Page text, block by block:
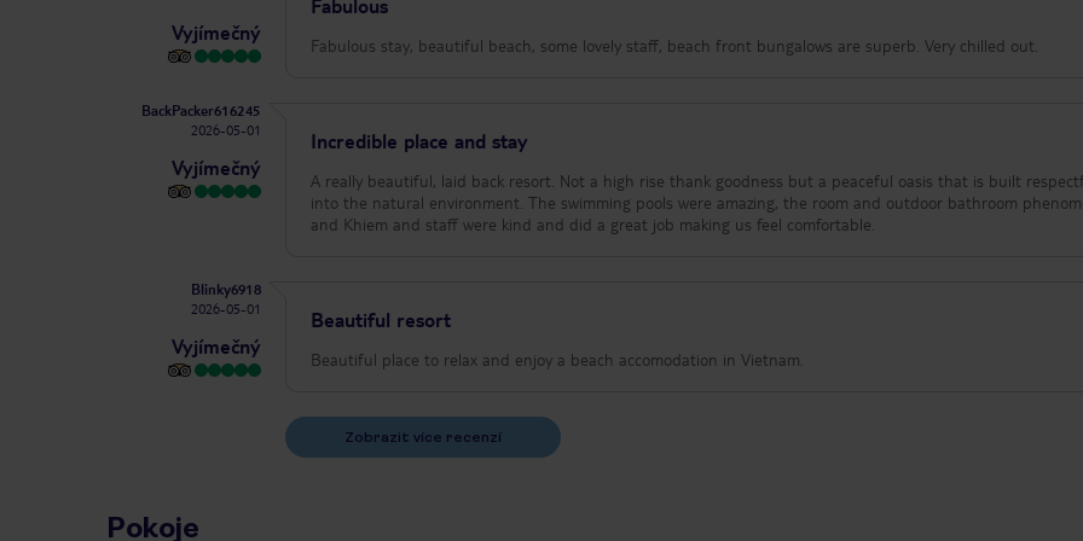
Vyjímečný
Fabulous
Fabulous stay, beautiful beach, some lovely staff, beach front bungalows are superb. Very chilled out.
BackPacker616245
2026-05-01
Vyjímečný
Incredible place and stay
A really beautiful, laid back resort. Not a high rise thank goodness but a peaceful oasis that is built respectfully
into the natural environment. The swimming pools were amazing, the room and outdoor bathroom
and Khiem and staff were kind and did a great job making us feel comfortable.
Blinky6918
2026-05-01
Vyjímečný
Beautiful resort
Beautiful place to relax and enjoy a beach accomodation in Vietnam.
Zobrazit více recenzí
Pokoje